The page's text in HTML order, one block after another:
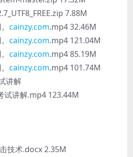
7.88M
cainzy.com.mp4 32.46M
cainzy.com.mp4 121.04M
cainzy.com.mp4 85.19M
cainzy.com.mp4 101.74M
讲解
试讲解.mp4 123.44M
技术.docx 2.35M